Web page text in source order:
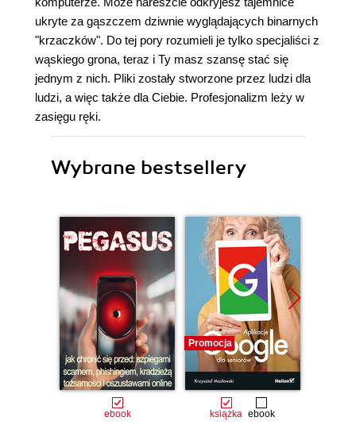
ukryte za gąszczem dziwnie wyglądających binarnych
"krzaczków". Do tej pory rozumieli je tylko specjaliści z
wąskiego grona, teraz i Ty masz szansę stać się
jednym z nich. Pliki zostały stworzone przez ludzi dla
ludzi, a więc także dla Ciebie. Profesjonalizm leży w
zasięgu ręki.
Wybrane bestsellery
ebook
Promocja
książka ebook